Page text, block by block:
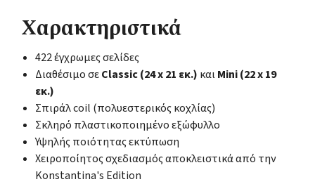
Χαρακτηριστικά
422 έγχρωμες σελίδες
Διαθέσιμο σεClassic (24 x 21 εκ.) καιMini (22 x 19
εκ.)
Σπιράλ coil (πολυεστερικός κοχλίας)
Σκληρό πλαστικοποιημένο εξώφυλλο
Υψηλής ποιότητας εκτύπωση
Χειροποίητος σχεδιασμός αποκλειστικά από την
Konstantina's Edition